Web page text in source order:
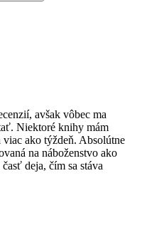
avšak vôbec ma
Niektoré knihy mám
viac ako týždeň. Absolútne
na náboženstvo ako
deja, čím sa stáva